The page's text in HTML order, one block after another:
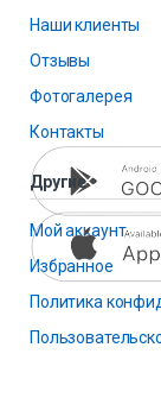
Наши клиенты
Отзывы
Фотогалерея
Контакты
Другие
Мой аккаунт
Избранное
Политика